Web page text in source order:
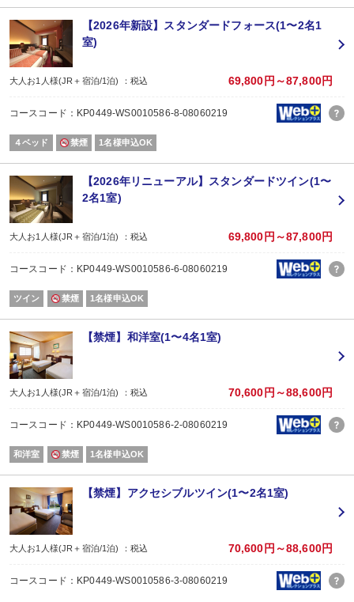
・添い寝のお子様が朝食を召し上がる場合は、現地でお支払いください。
・添い寝のお子様はJR、航空券を別途ご購入ください。
改装工事のお知らせ
客室改装工事：2026年3月30日～ 7月13日
外壁工事：2026年5月7日～7月17日
足場設置等により客室窓からの景観をご覧いただけません。
大浴場（女性）工事：2026年6月22日～ 7月17日
上記期間中は、１つの大浴場を男女入替え制でご案内いたします。
詳細につきましては、ホテル公式ホームページの新着情報をご確認ください。
【2026年新設】スタンダードフォース(1〜2名1
室)
大人お1人様(JR＋宿泊/1泊) ：税込 69,800円～87,800円
コースコード：KP0449-WS0010586-8-08060219
４ベッド 禁煙 1名様申込OK
【2026年リニューアル】スタンダードツイン(1〜
2名1室)
大人お1人様(JR＋宿泊/1泊) ：税込 69,800円～87,800円
コースコード：KP0449-WS0010586-6-08060219
ツイン 禁煙 1名様申込OK
【禁煙】和洋室(1〜4名1室)
大人お1人様(JR＋宿泊/1泊) ：税込 70,600円～88,600円
コースコード：KP0449-WS0010586-2-08060219
和洋室 禁煙 1名様申込OK
【禁煙】アクセシブルツイン(1〜2名1室)
大人お1人様(JR＋宿泊/1泊) ：税込 70,600円～88,600円
コースコード：KP0449-WS0010586-3-08060219